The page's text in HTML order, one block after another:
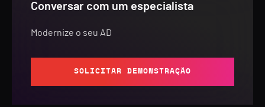
Conversar com um especialista
Modernize o seu AD
SOLICITAR DEMONSTRAÇÃO